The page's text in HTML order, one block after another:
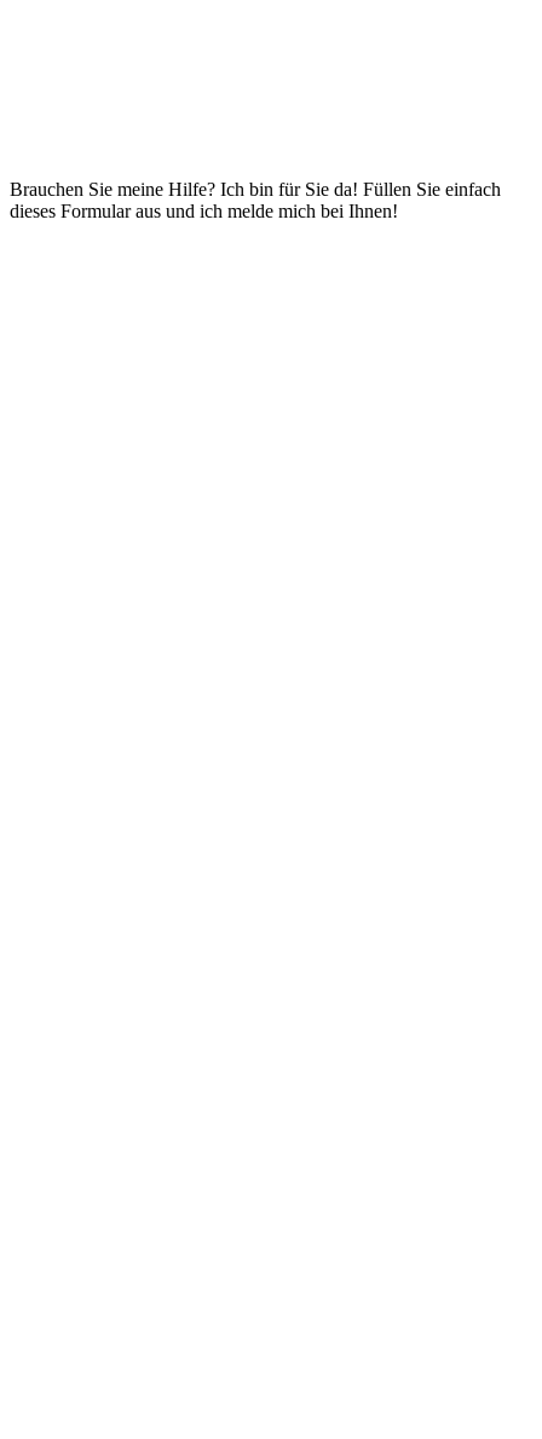
Brauchen Sie meine Hilfe? Ich bin für Sie da! Füllen Sie einfach
dieses Formular aus und ich melde mich bei Ihnen!